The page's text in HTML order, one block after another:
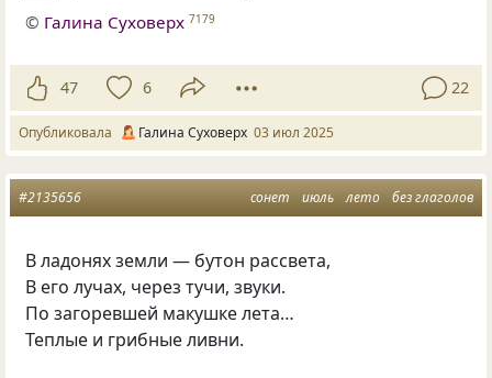
© Галина Суховерх 7179
47 6 22
Опубликовала Галина Суховерх 03 июл 2025
сонет июль лето без глаголов
#2135656
В ладонях земли — бутон рассвета,
В его лучах, через тучи, звуки.
По загоревшей макушке лета…
Теплые и грибные ливни.